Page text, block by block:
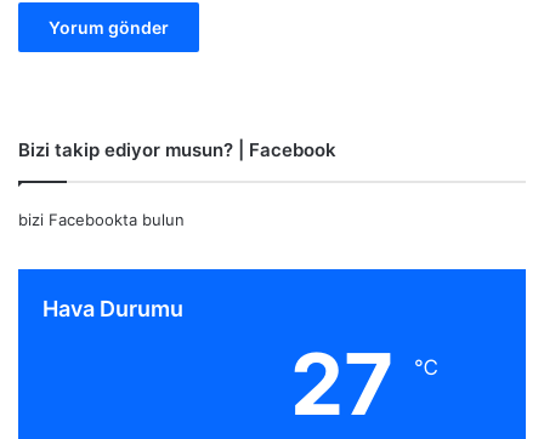
Bizi takip ediyor musun? | Facebook
bizi Facebookta bulun
Hava Durumu
27 ℃